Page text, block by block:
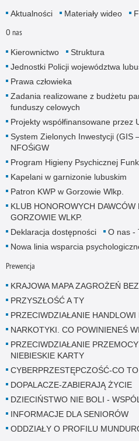
Aktualności Materiały wideo
O nas
Kierownictwo
Struktura
Jednostki Policji województwa
Prawa człowieka
Zadania realizowane z budżetu
funduszy celowych
Projekty współfinansowane przez
System Zielonych Inwestycji (GIS
NFOŚiGW
Program Higieny Psychicznej
Kapelani w garnizonie lubuskim
Patron KWP w Gorzowie Wlkp.
KLUB HONOROWYCH
GORZOWIE WLKP.
Deklaracja dostępności
O nas -
Nowa linia wsparcia
Prewencja
KRAJOWA MAPA ZAGROŻEŃ
PRZYSZŁOŚĆ A TY
PRZECIWDZIAŁANIE HANDLOWI
NARKOTYKI. CO POWINIENEŚ
PRZECIWDZIAŁANIE
NIEBIESKIE KARTY
CYBERPRZESTĘPCZOŚĆ-CO
DOPALACZE-ZABIERAJĄ ŻYCIE
DZIECIŃSTWO NIE BOLI -
INFORMACJE DLA SENIORÓW
ODDZIAŁY O PROFILU